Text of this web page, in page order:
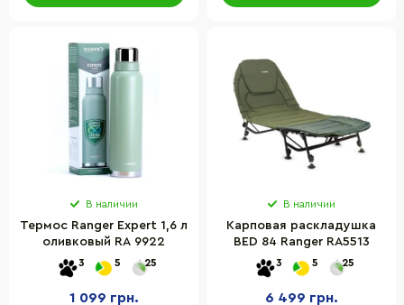
В наличии
Термос Ranger Expert 1,6 л
оливковый RA 9922
3 5 25
1 099 грн.
В наличии
Карповая раскладушка
BED 84 Ranger RA5513
3 5 25
6 499 грн.